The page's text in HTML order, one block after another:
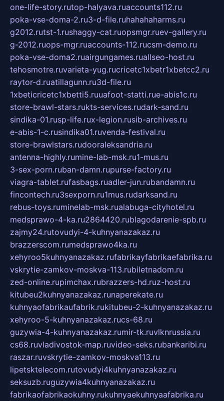
one-life-story.rutop-halyava.ruaccounts112.ru
poka-vse-doma-2.ru3-d-file.ruhahahaharms.ru
g2012.rutst-1.rushaggy-cat.ruopsmgr.ruev-gallery.ru
g-2012.ruops-mgr.ruaccounts-112.rucsm-demo.ru
poka-vse-doma2.ruairgungames.ruallseo-host.ru
tehosmotre.ruvarieta-yug.rucricetc1xbetr1xbetcc2.ru
raytor-d.ruatillagunn.ru3d-file.ru
1xbeticricetc1xbetti5.ruuafoot-statti.rue-abis1c.ru
store-brawl-stars.rukts-services.rudark-sand.ru
sindika-01.rusp-life.rux-legion.rusib-archives.ru
e-abis-1-c.rusindika01.ruvenda-festival.ru
store-brawlstars.rudooraleksandria.ru
antenna-highly.rumine-lab-msk.ru1-mus.ru
3-sex-porn.ruban-damn.rupurse-factory.ru
viagra-tablet.rufasbags.ruadler-jun.rubandamn.ru
fincontech.ru3sexporn.ru1mus.rudarksand.ru
rebus-toys.ruminelab-msk.rualabuga-cityhotel.ru
medsprawo-4-ka.ru2864420.rublagodarenie-spb.ru
zajmy24.rutovudyi-4-kuhnyanazakaz.ru
brazzerscom.rumedsprawo4ka.ru
xehyroo5kuhnyanazakaz.rufabrikayfabrikaefabrika.ru
vskrytie-zamkov-moskva-113.rubiletnadom.ru
zed-online.rupimchax.rubrazzers-hd.ruz-host.ru
kitubeu2kuhnyanazakaz.runaperekate.ru
kuhnyaofabrikaufabrik.rukitubeu-2-kuhnyanazakaz.ru
xehyroo-5-kuhnyanazakaz.rucs-68.ru
guzywia-4-kuhnyanazakaz.rumir-tk.ruvlknrussia.ru
cs68.ruvladivostok-map.ruvideo-seks.rubankaribi.ru
raszar.ruvskrytie-zamkov-moskva113.ru
lipetsktelecom.rutovudyi4kuhnyanazakaz.ru
seksuzb.ruguzywia4kuhnyanazakaz.ru
fabrikaofabrikaokuhny.rukuhnyaekuhnyaafabrika.ru